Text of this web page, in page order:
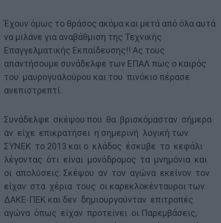
Έχουν όμως το θράσος ακόμα και μετά από όλα αυτά
να μιλάνε για αναβάθμιση της Τεχνικής
Επαγγελματικής Εκπαίδευσης!! Ας τους
απαντήσουμε συνάδελφε των ΕΠΑΛ πως ο καιρός
του μαυρογυαλούρου και του πινόκιο πέρασε
ανεπιστρεπτί.
Συνάδελφε σκέψου που θα βρισκόμασταν σήμερα
αν είχε επικρατήσει η σημερινή λογική των
ΣΥΝΕΚ το 2013 και ο κλάδος έσκυβε το κεφάλι
λέγοντας ότι είναι μονόδρομος τα μνημόνια και
οι απολύσεις. Σκέψου αν τον αγώνα εκείνον τον
είχαν στα χέρια τους οι καρεκλοκένταυροι των
ΔΑΚΕ-ΠΕΚ και δεν δημιουργούνταν επιτροπές
αγώνα όπως είχαν προτείνει οι Παρεμβάσεις,